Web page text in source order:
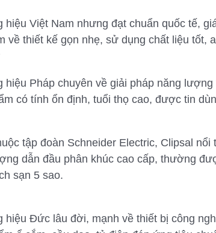
hiệu Việt Nam nhưng đạt chuẩn quốc tế,
về thiết kế gọn nhẹ, sử dụng chất liệu tốt,
hiệu Pháp chuyên về giải pháp năng
có tính ổn định, tuổi thọ cao, được tin
tập đoàn Schneider Electric, Clipsal
dẫn đầu phân khúc cao cấp, thường
sạn 5 sao.
hiệu Đức lâu đời, mạnh về thiết bị công